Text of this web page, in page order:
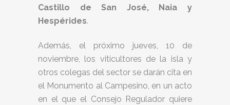
Castillo de San José, Naia y
Hespérides.
Además, el próximo jueves, 10 de
noviembre, los viticultores de la isla y
otros colegas del sector se darán cita en
el Monumento al Campesino, en un acto
en el que el Consejo Regulador quiere